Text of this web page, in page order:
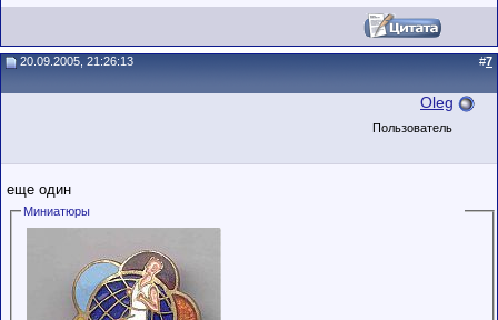
20.09.2005, 21:26:13 #7
Oleg
Пользователь
еще один
Миниатюры